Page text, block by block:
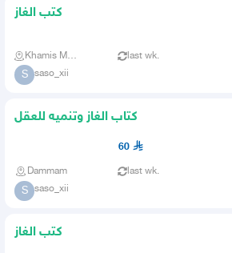
كتب الغاز
Khamis Mushait last wk.
S saso_xii
كتاب الغاز وتنميه للعقل
60
Dammam last wk.
S saso_xii
كتب الغاز